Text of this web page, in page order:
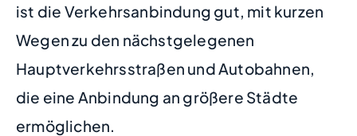
ist die Verkehrsanbindung gut, mit kurzen
Wegen zu den nächstgelegenen
Hauptverkehrsstraßen und Autobahnen,
die eine Anbindung an größere Städte
ermöglichen.